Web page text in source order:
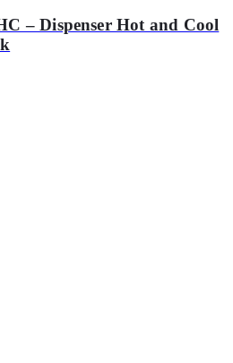
– Dispenser Hot and Cool